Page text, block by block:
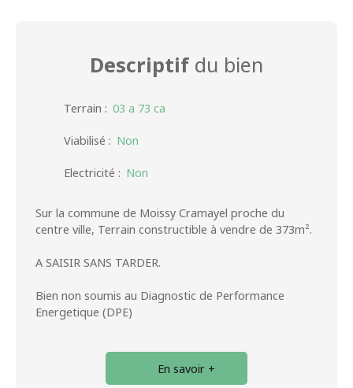
Descriptif du bien
Terrain : 03 a 73 ca
Viabilisé : Non
Electricité : Non
Sur la commune de Moissy Cramayel proche du
centre ville, Terrain constructible à vendre de 373m².
A SAISIR SANS TARDER.
Bien non soumis au Diagnostic de Performance
Energetique (DPE)
En savoir +